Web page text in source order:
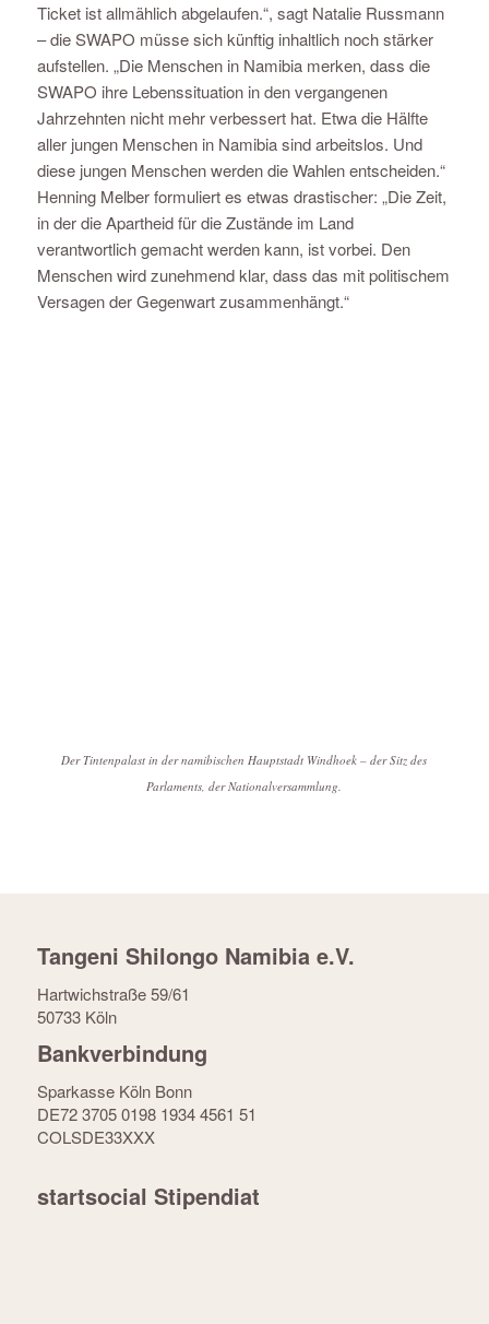
Ticket ist allmählich abgelaufen.“, sagt Natalie Russmann
– die SWAPO müsse sich künftig inhaltlich noch stärker
aufstellen. „Die Menschen in Namibia merken, dass die
SWAPO ihre Lebenssituation in den vergangenen
Jahrzehnten nicht mehr verbessert hat. Etwa die Hälfte
aller jungen Menschen in Namibia sind arbeitslos. Und
diese jungen Menschen werden die Wahlen entscheiden.“
Henning Melber formuliert es etwas drastischer: „Die Zeit,
in der die Apartheid für die Zustände im Land
verantwortlich gemacht werden kann, ist vorbei. Den
Menschen wird zunehmend klar, dass das mit politischem
Versagen der Gegenwart zusammenhängt.“
Der Tintenpalast in der namibischen Hauptstadt Windhoek – der Sitz des
Parlaments, der Nationalversammlung.
Tangeni Shilongo Namibia e.V.
Hartwichstraße 59/61
50733 Köln
Bankverbindung
Sparkasse Köln Bonn
DE72 3705 0198 1934 4561 51
COLSDE33XXX
startsocial Stipendiat